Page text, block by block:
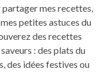
partager mes recettes,
petites astuces du
des recettes
: des plats du
des idées festives ou